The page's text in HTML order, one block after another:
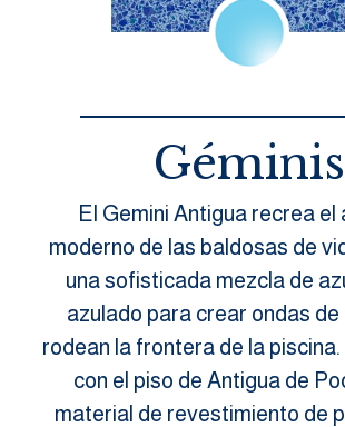
Géminis
El Gemini Antigua recrea el
moderno de las baldosas de
una sofisticada mezcla de
azulado para crear ondas de
rodean la frontera de la
con el piso de Antigua de
material de revestimiento de